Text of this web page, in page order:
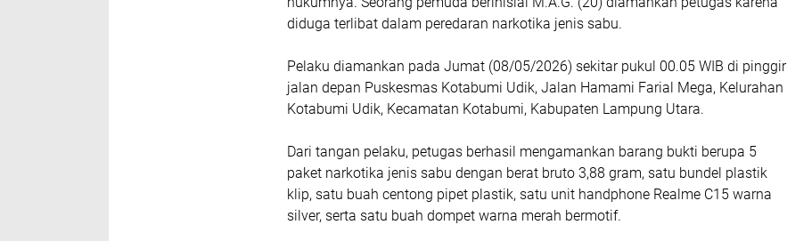
diduga terlibat dalam peredaran narkotika jenis sabu.
Pelaku diamankan pada Jumat (08/05/2026) sekitar pukul 00.05 WIB di pinggir
jalan depan Puskesmas Kotabumi Udik, Jalan Hamami Farial Mega, Kelurahan
Kotabumi Udik, Kecamatan Kotabumi, Kabupaten Lampung Utara.
Dari tangan pelaku, petugas berhasil mengamankan barang bukti berupa 5
paket narkotika jenis sabu dengan berat bruto 3,88 gram, satu bundel plastik
klip, satu buah centong pipet plastik, satu unit handphone Realme C15 warna
silver, serta satu buah dompet warna merah bermotif.